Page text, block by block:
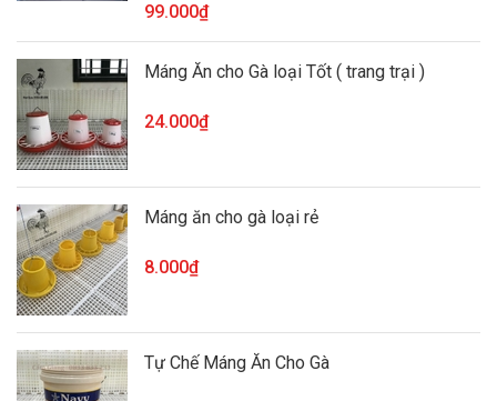
99.000₫
Máng Ăn cho Gà loại Tốt ( trang trại )
24.000₫
Máng ăn cho gà loại rẻ
8.000₫
Tự Chế Máng Ăn Cho Gà